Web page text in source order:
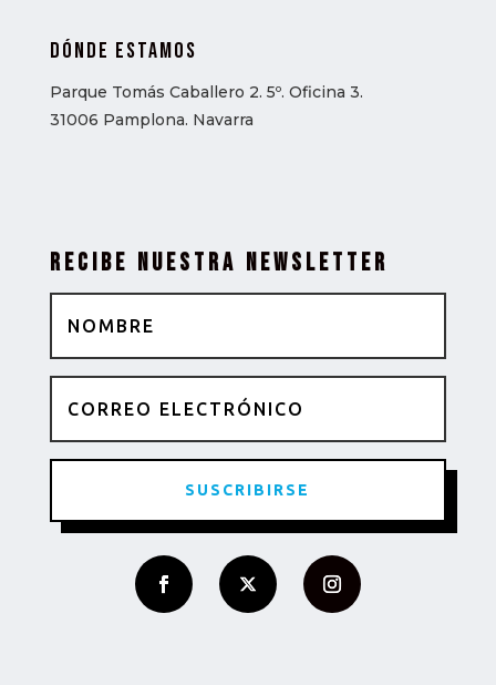
Dónde estamos
Parque Tomás Caballero 2. 5º. Oficina 3.
31006 Pamplona. Navarra
Recibe nuestra newsletter
SUSCRIBIRSE